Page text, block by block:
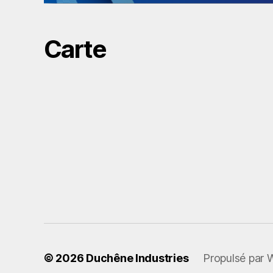
Carte
© 2026 Duchêne Industries Propulsé par